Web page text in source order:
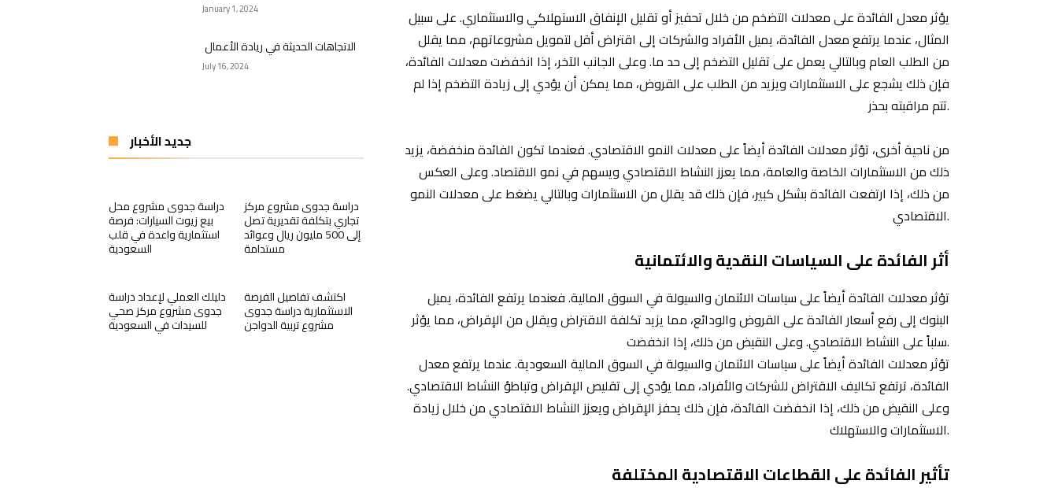
يؤثر معدل الفائدة على معدلات التضخم من خلال تحفيز أو تقليل الإنفاق الاستهلاكي والاستثماري. على سبيل
المثال، عندما يرتفع معدل الفائدة، يميل الأفراد والشركات إلى اقتراض أقل لتمويل مشروعاتهم، مما يقلل
من الطلب العام وبالتالي يعمل على تقليل التضخم إلى حد ما. وعلى الجانب الآخر، إذا انخفضت معدلات الفائدة،
فإن ذلك يشجع على الاستثمارات ويزيد من الطلب على القروض، مما يمكن أن يؤدي إلى زيادة التضخم إذا لم
تتم مراقبته بحذر.
من ناحية أخرى، تؤثر معدلات الفائدة أيضاً على معدلات النمو الاقتصادي. فعندما تكون الفائدة منخفضة، يزيد
ذلك من الاستثمارات الخاصة والعامة، مما يعزز النشاط الاقتصادي ويسهم في نمو الاقتصاد. وعلى العكس
من ذلك، إذا ارتفعت الفائدة بشكل كبير، فإن ذلك قد يقلل من الاستثمارات وبالتالي يضغط على معدلات النمو
الاقتصادي.
أثر الفائدة على السياسات النقدية والائتمانية
تؤثر معدلات الفائدة أيضاً على سياسات الائتمان والسيولة في السوق المالية. فعندما يرتفع الفائدة، يميل
البنوك إلى رفع أسعار الفائدة على القروض والودائع، مما يزيد تكلفة الاقتراض ويقلل من الإقراض، مما يؤثر
سلباً على النشاط الاقتصادي. وعلى النقيض من ذلك، إذا انخفضت.
تؤثر معدلات الفائدة أيضاً على سياسات الائتمان والسيولة في السوق المالية السعودية. عندما يرتفع معدل
الفائدة، ترتفع تكاليف الاقتراض للشركات والأفراد، مما يؤدي إلى تقليص الإقراض وتباطؤ النشاط الاقتصادي.
وعلى النقيض من ذلك، إذا انخفضت الفائدة، فإن ذلك يحفز الإقراض ويعزز النشاط الاقتصادي من خلال زيادة
الاستثمارات والاستهلاك.
تأثير الفائدة على القطاعات الاقتصادية المختلفة
January 1, 2024
الاتجاهات الحديثة في ريادة الأعمال
July 16, 2024
جديد الأخبار
دراسة جدوى مشروع محل
بيع زيوت السيارات: فرصة
استثمارية واعدة في قلب
السعودية
دراسة جدوى مشروع مركز
تجاري بتكلفة تقديرية تصل
إلى 500 مليون ريال وعوائد
مستدامة
دليلك العملي لإعداد دراسة
جدوى مشروع مركز صحي
للسيدات في السعودية
اكتشف تفاصيل الفرصة
الاستثمارية دراسة جدوى
مشروع تربية الدواجن